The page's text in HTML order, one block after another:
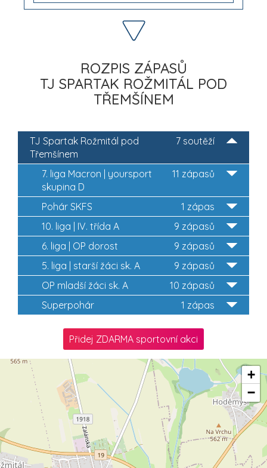
ROZPIS ZÁPASŮ
TJ SPARTAK ROŽMITÁL POD
TŘEMŠÍNEM
7 soutěží
TJ Spartak Rožmitál pod
Třemšínem
11 zápasů
7. liga Macron | yoursport
skupina D
1 zápas
Pohár SKFS
9 zápasů
10. liga | IV. třída A
9 zápasů
6. liga | OP dorost
9 zápasů
5. liga | starší žáci sk. A
10 zápasů
OP mladší žáci sk. A
1 zápas
Superpohár
Přidej ZDARMA sportovní akci
+
−